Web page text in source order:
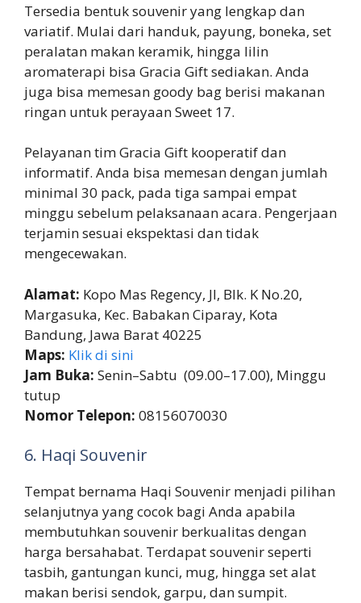
Tersedia bentuk souvenir yang lengkap dan
variatif. Mulai dari handuk, payung, boneka, set
peralatan makan keramik, hingga lilin
aromaterapi bisa Gracia Gift sediakan. Anda
juga bisa memesan goody bag berisi makanan
ringan untuk perayaan Sweet 17.
Pelayanan tim Gracia Gift kooperatif dan
informatif. Anda bisa memesan dengan jumlah
minimal 30 pack, pada tiga sampai empat
minggu sebelum pelaksanaan acara. Pengerjaan
terjamin sesuai ekspektasi dan tidak
mengecewakan.
Alamat: Kopo Mas Regency, Jl, Blk. K No.20,
Margasuka, Kec. Babakan Ciparay, Kota
Bandung, Jawa Barat 40225
Maps: Klik di sini
Jam Buka: Senin–Sabtu (09.00–17.00), Minggu
tutup
Nomor Telepon: 08156070030
6. Haqi Souvenir
Tempat bernama Haqi Souvenir menjadi pilihan
selanjutnya yang cocok bagi Anda apabila
membutuhkan souvenir berkualitas dengan
harga bersahabat. Terdapat souvenir seperti
tasbih, gantungan kunci, mug, hingga set alat
makan berisi sendok, garpu, dan sumpit.